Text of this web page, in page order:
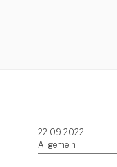
Veröffentlicht
am
22.09.2022
Allgemein